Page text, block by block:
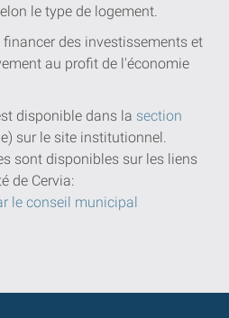
le type de logement.
des investissements et
au profit de l'économie
disponible dans la section
sur le site institutionnel.
sont disponibles sur les liens
de Cervia:
le conseil municipal